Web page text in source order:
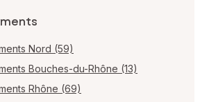
Nord (59)
Bouches-du-Rhône (13)
Rhône (69)